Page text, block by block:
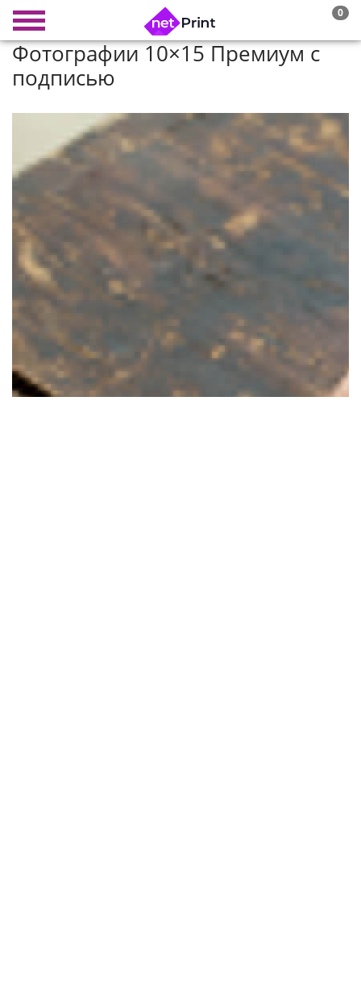
0
Фотографии 10×15 Премиум с
подписью